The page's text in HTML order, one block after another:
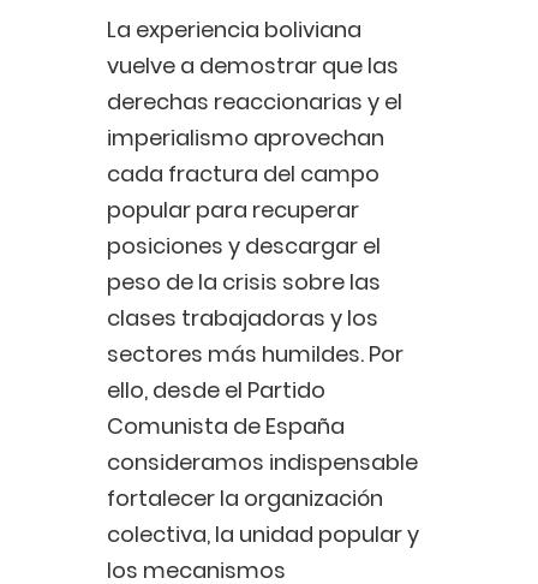
La experiencia boliviana
vuelve a demostrar que las
derechas reaccionarias y el
imperialismo aprovechan
cada fractura del campo
popular para recuperar
posiciones y descargar el
peso de la crisis sobre las
clases trabajadoras y los
sectores más humildes. Por
ello, desde el Partido
Comunista de España
consideramos indispensable
fortalecer la organización
colectiva, la unidad popular y
los mecanismos